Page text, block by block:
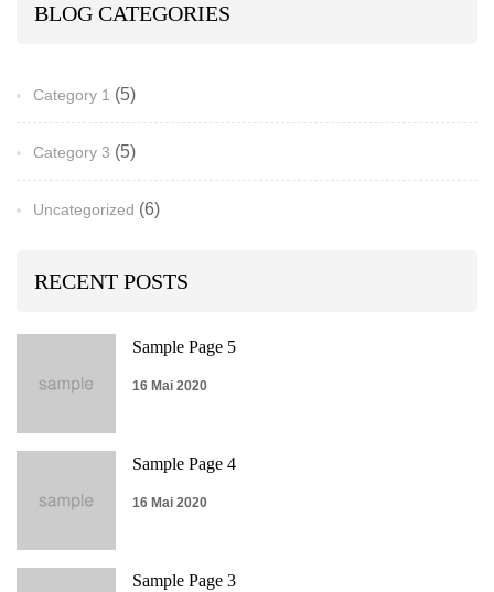
BLOG CATEGORIES
Category 1 (5)
Category 3 (5)
Uncategorized (6)
RECENT POSTS
Sample Page 5
16 Mai 2020
Sample Page 4
16 Mai 2020
Sample Page 3